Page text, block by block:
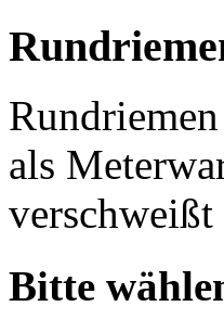
als
verschweißt
Bitte